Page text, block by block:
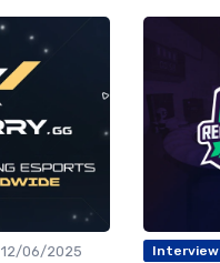
12/06/2025
Interview